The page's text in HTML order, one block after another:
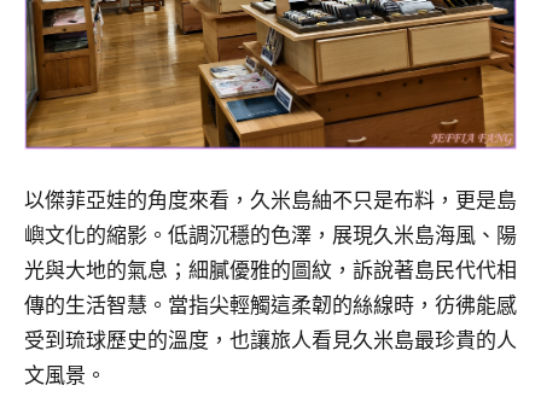
以傑菲亞娃的角度來看，久米島紬不只是布料，更是島
嶼文化的縮影。低調沉穩的色澤，展現久米島海風、陽
光與大地的氣息；細膩優雅的圖紋，訴說著島民代代相
傳的生活智慧。當指尖輕觸這柔韌的絲線時，彷彿能感
受到琉球歷史的溫度，也讓旅人看見久米島最珍貴的人
文風景。